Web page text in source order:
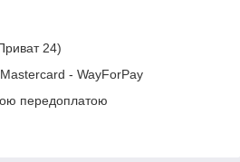
24)
- WayForPay
передоплатою